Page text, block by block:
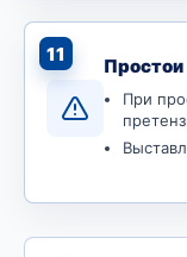
11
Простои
При